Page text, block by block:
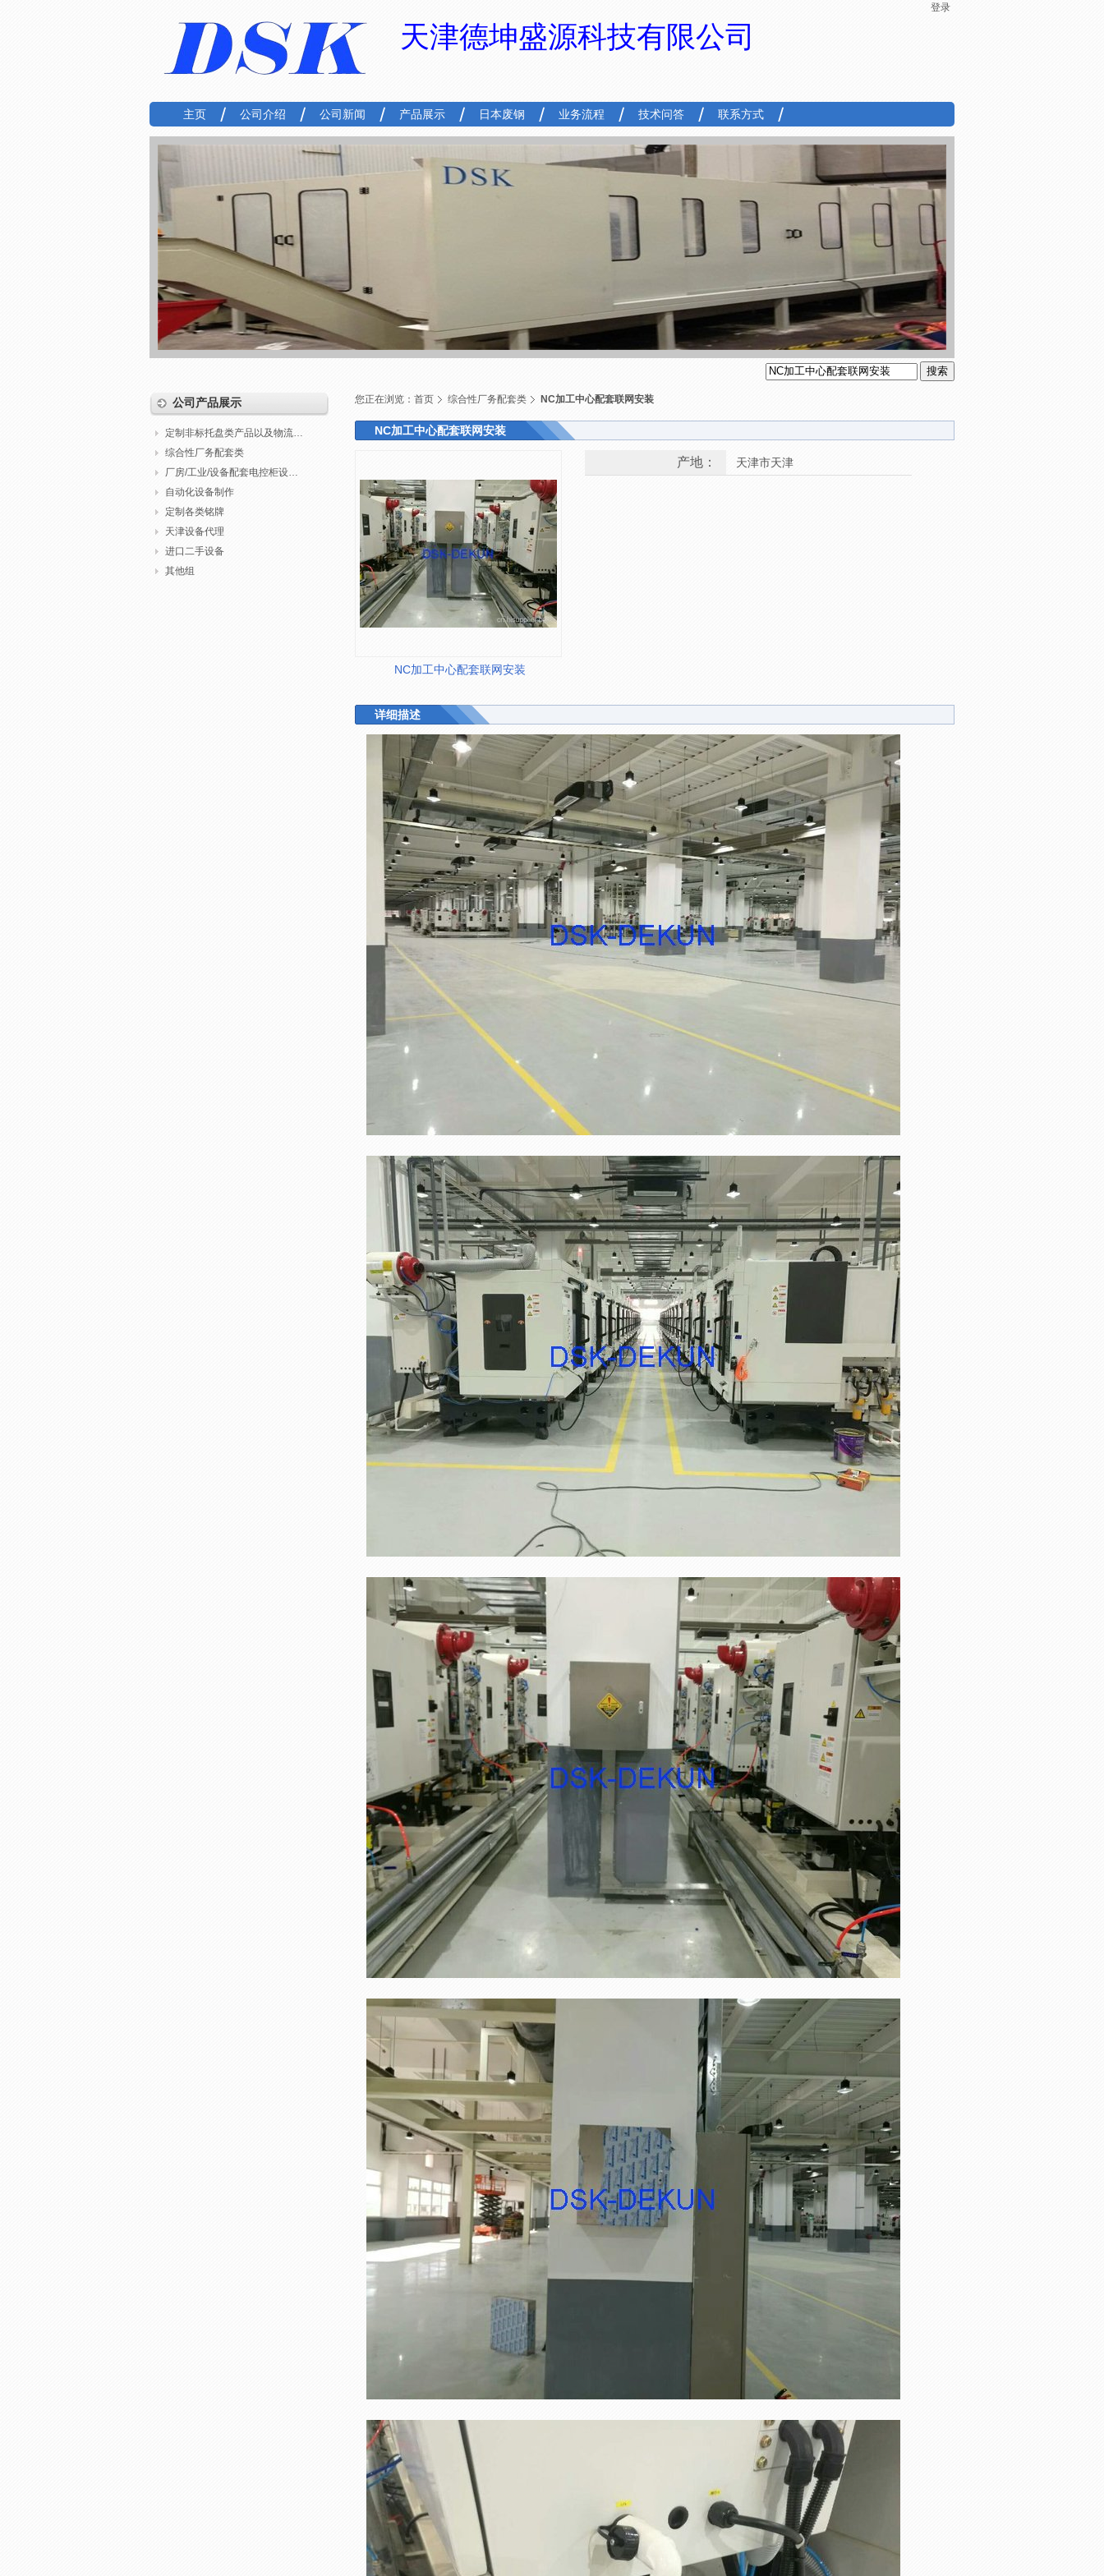
登录
天津德坤盛源科技有限公司
主页 公司介绍 公司新闻 产品展示 日本废钢 业务流程 技术问答 联系方式
公司产品展示
定制非标托盘类产品以及物流包装
综合性厂务配套类
厂房/工业/设备配套电控柜设计制作调试
自动化设备制作
定制各类铭牌
天津设备代理
进口二手设备
其他组
您正在浏览： 首页 综合性厂务配套类 NC加工中心配套联网安装
NC加工中心配套联网安装
NC加工中心配套联网安装
产地： 天津市天津
详细描述